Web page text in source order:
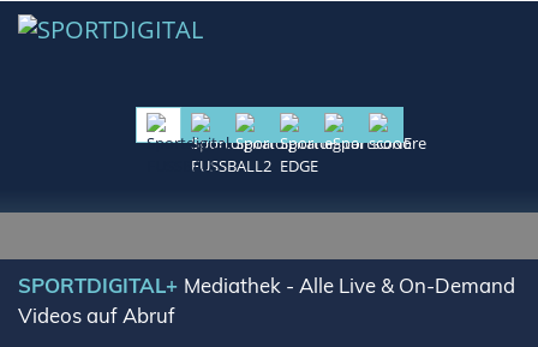
SPORTDIGITAL+ Mediathek - Alle Live & On-Demand
Videos auf Abruf